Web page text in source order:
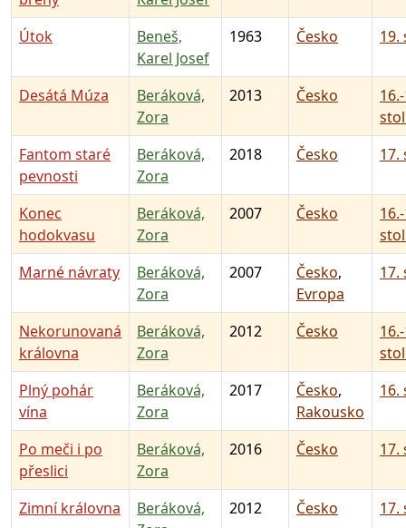
Útok
Beneš,
Karel Josef
1963 Česko 19.
Desátá Múza
Beráková,
Zora
2013 Česko
Fantom staré
pevnosti
Beráková,
Zora
2018 Česko 17.
Konec
hodokvasu
Beráková,
Zora
2007 Česko
Marné návraty
Beráková,
Zora
2007 Česko,
Evropa
17.
Nekorunovaná
královna
Beráková,
Zora
2012 Česko
Plný pohár
vína
Beráková,
Zora
2017 Česko,
Rakousko
16.
Po meči i po
přeslici
Beráková,
Zora
2016 Česko 17.
Zimní královna
Beráková,
2012 Česko 17.